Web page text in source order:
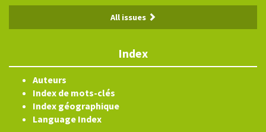
All issues
Index
Auteurs
Index de mots-clés
Index géographique
Language Index